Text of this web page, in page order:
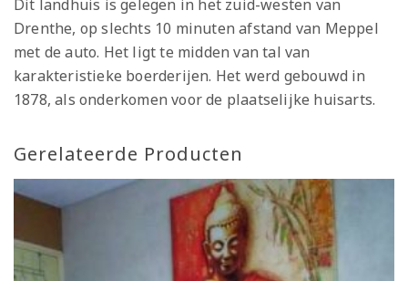
Dit landhuis is gelegen in het zuid-westen van
Drenthe, op slechts 10 minuten afstand van Meppel
met de auto. Het ligt te midden van tal van
karakteristieke boerderijen. Het werd gebouwd in
1878, als onderkomen voor de plaatselijke huisarts.
Gerelateerde Producten